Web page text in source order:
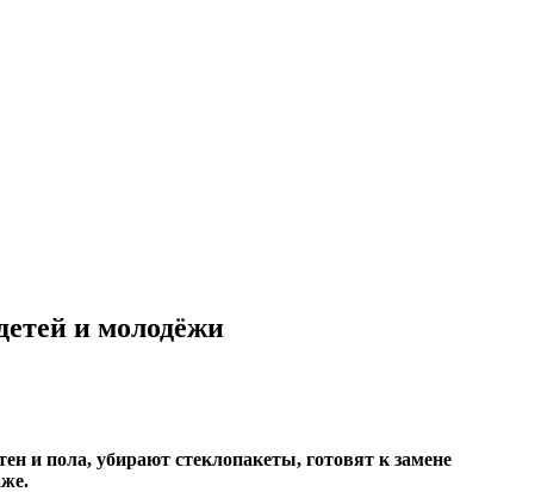
и молодёжи
и пола, убирают стеклопакеты, готовят к замене